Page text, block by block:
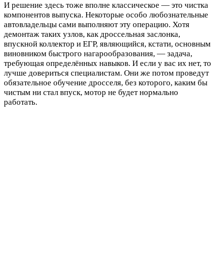
И решение здесь тоже вполне классическое — это чистка
компонентов выпуска. Некоторые особо любознательные
автовладельцы сами выполняют эту операцию. Хотя
демонтаж таких узлов, как дроссельная заслонка,
впускной коллектор и ЕГР, являющийся, кстати, основным
виновником быстрого нагарообразования, — задача,
требующая определённых навыков. И если у вас их нет, то
лучше довериться специалистам. Они же потом проведут
обязательное обучение дросселя, без которого, каким бы
чистым ни стал впуск, мотор не будет нормально
работать.